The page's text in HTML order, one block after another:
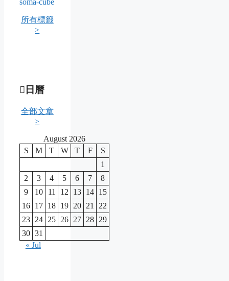
soma-cube
所有標籤
>
日曆
全部文章
>
August 2026
S
M T W T F
S
1
2
3 4 5 6 7
8
9
10 11 12 13 14 15
16 17 18 19 20 21
22
23 24 25 26 27 28 29
30 31
« Jul